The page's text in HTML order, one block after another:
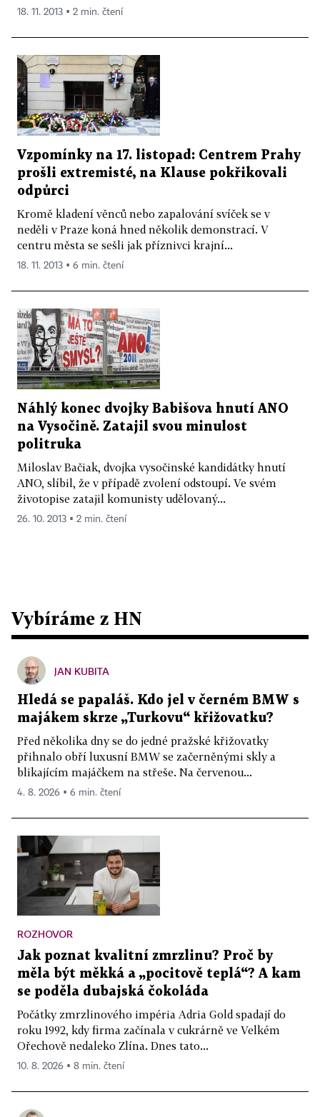
18. 11. 2013 ▪ 2 min. čtení
Vzpomínky na 17. listopad: Centrem Prahy
prošli extremisté, na Klause pokřikovali
odpůrci
Kromě kladení věnců nebo zapalování svíček se v
neděli v Praze koná hned několik demonstrací. V
centru města se sešli jak příznivci krajní...
18. 11. 2013 ▪ 6 min. čtení
Náhlý konec dvojky Babišova hnutí ANO
na Vysočině. Zatajil svou minulost
politruka
Miloslav Bačiak, dvojka vysočinské kandidátky hnutí
ANO, slíbil, že v případě zvolení odstoupí. Ve svém
životopise zatajil komunisty udělovaný...
26. 10. 2013 ▪ 2 min. čtení
Vybíráme z HN
JAN KUBITA
Hledá se papaláš. Kdo jel v černém BMW s
majákem skrze „Turkovu“ křižovatku?
Před několika dny se do jedné pražské křižovatky
přihnalo obří luxusní BMW se začerněnými skly a
blikajícím majáčkem na střeše. Na červenou...
4. 8. 2026 ▪ 6 min. čtení
ROZHOVOR
Jak poznat kvalitní zmrzlinu? Proč by
měla být měkká a „pocitově teplá“? A kam
se poděla dubajská čokoláda
Počátky zmrzlinového impéria Adria Gold spadají do
roku 1992, kdy firma začínala v cukrárně ve Velkém
Ořechově nedaleko Zlína. Dnes tato...
10. 8. 2026 ▪ 8 min. čtení